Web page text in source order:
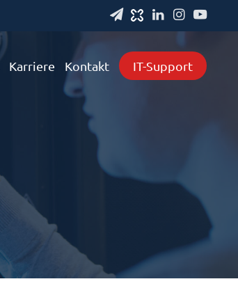
Karriere Kontakt IT-Support